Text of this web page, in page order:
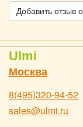
Добавить отзыв
Ulmi
Москва
8(495)320-94-52
sales@ulmi.ru